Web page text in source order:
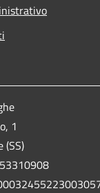
1
(SS)